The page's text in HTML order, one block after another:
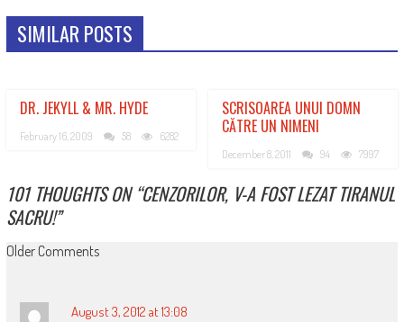
SIMILAR POSTS
DR. JEKYLL & MR. HYDE
February 16, 2009 58 6282
SCRISOAREA UNUI DOMN
CĂTRE UN NIMENI
December 8, 2011 94 7997
101 THOUGHTS ON “CENZORILOR, V-A FOST LEZAT TIRANUL
SACRU!”
COMMENT
Older Comments
August 3, 2012 at 13:08